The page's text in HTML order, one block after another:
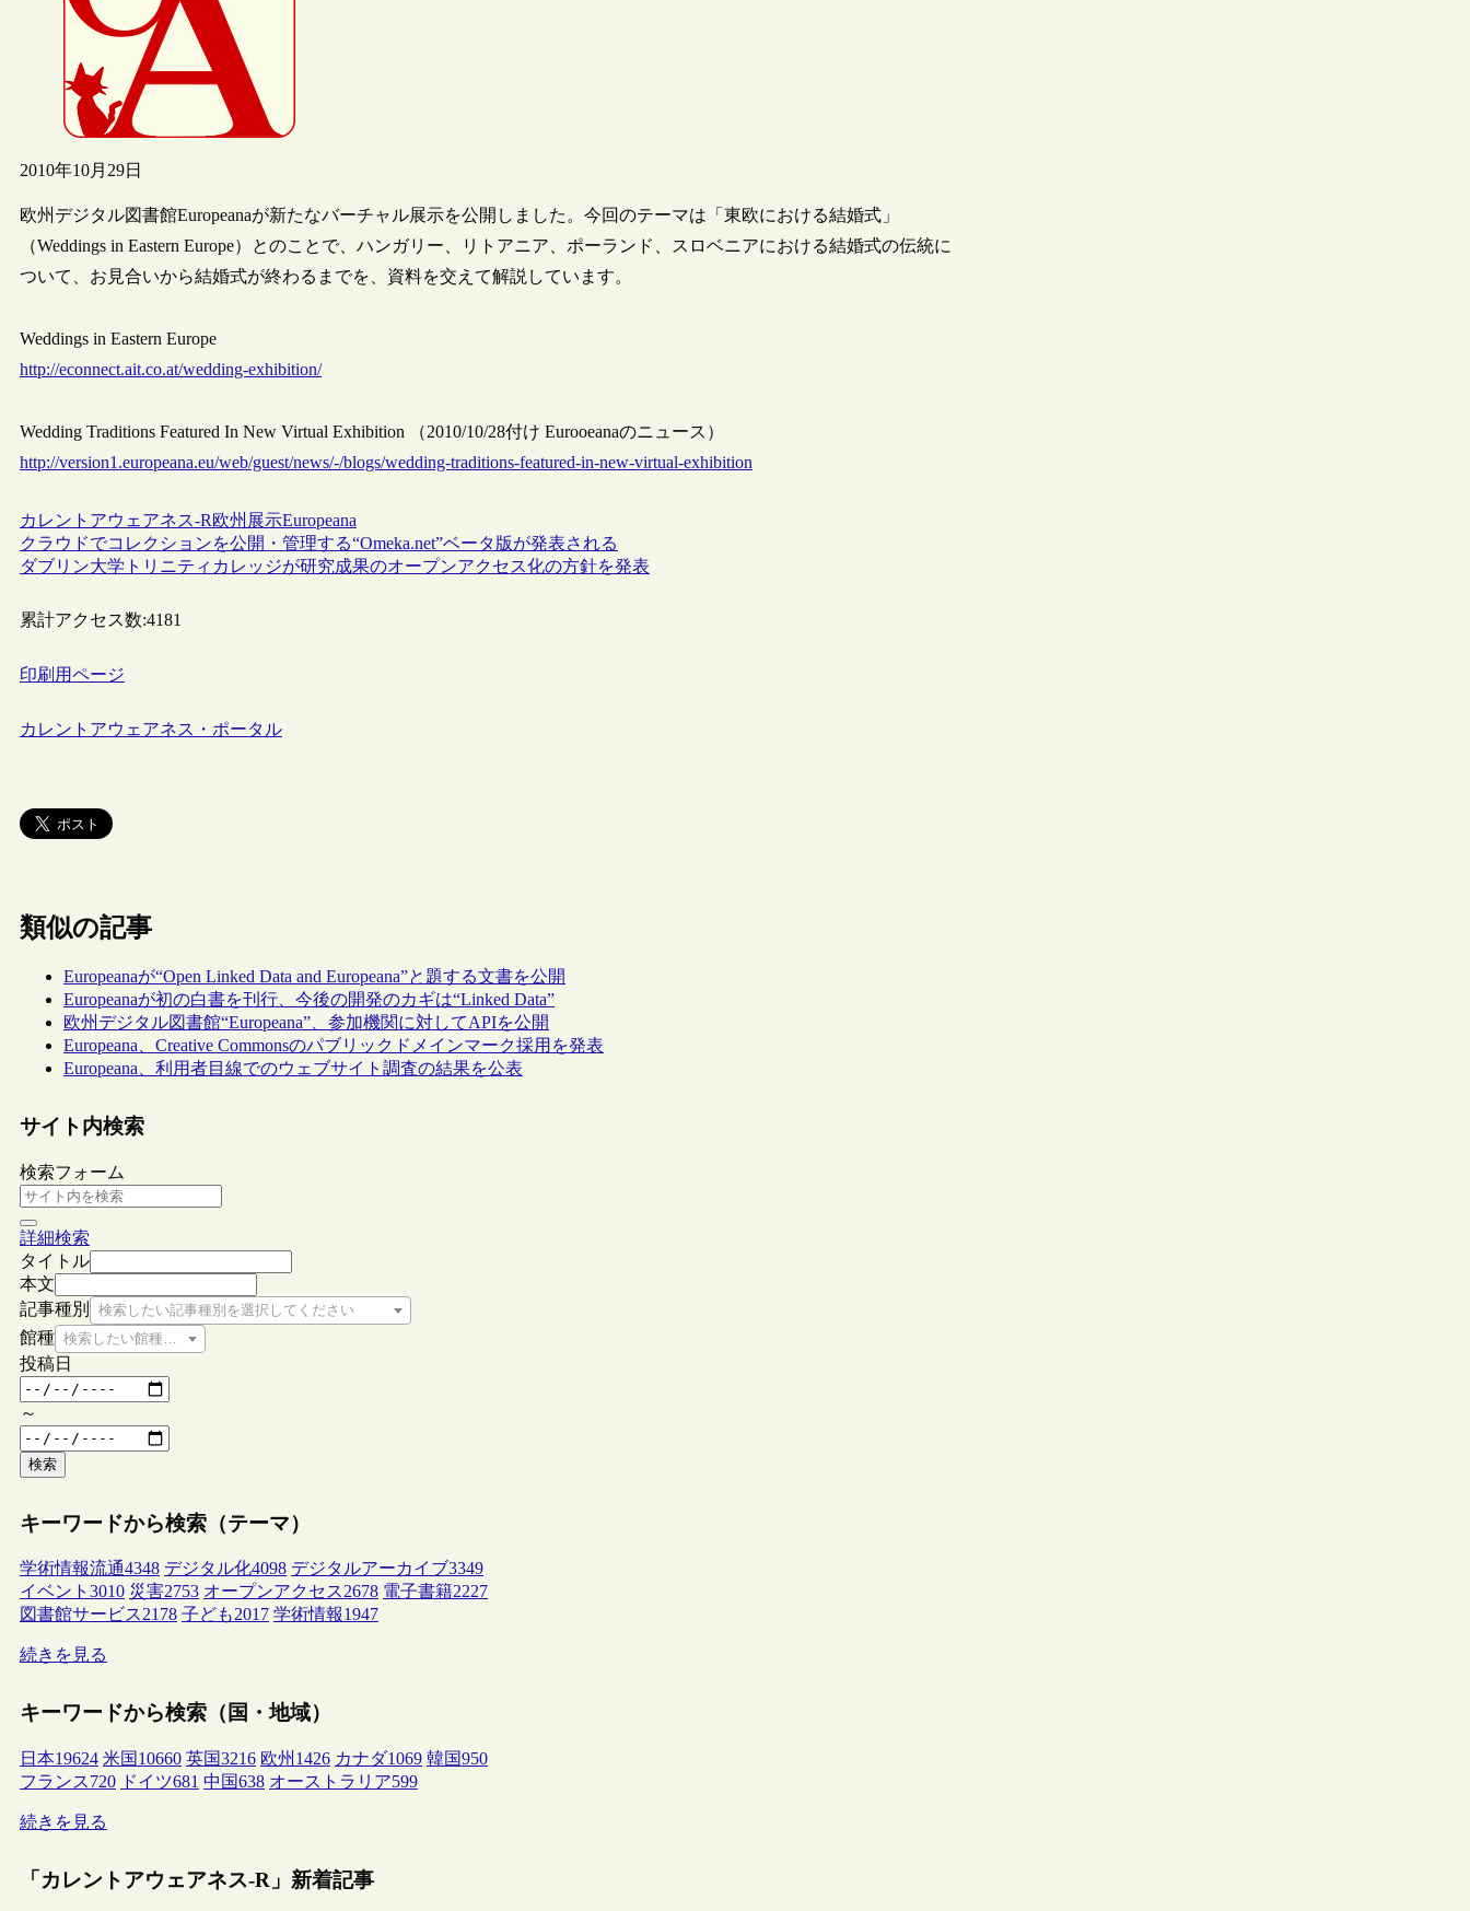
2010年10月29日
欧州デジタル図書館Europeanaが新たなバーチャル展示を公開しました。今回のテーマは「東欧における結婚式」
（Weddings in Eastern Europe）とのことで、ハンガリー、リトアニア、ポーランド、スロベニアにおける結婚式の伝統に
ついて、お見合いから結婚式が終わるまでを、資料を交えて解説しています。
Weddings in Eastern Europe
http://econnect.ait.co.at/wedding-exhibition/
Wedding Traditions Featured In New Virtual Exhibition （2010/10/28付け Eurooeanaのニュース）
http://version1.europeana.eu/web/guest/news/-/blogs/wedding-traditions-featured-in-new-virtual-exhibition
カレントアウェアネス-R欧州 展示Europeana
クラウドでコレクションを公開・管理する“Omeka.net”ベータ版が発表される
ダブリン大学トリニティカレッジが研究成果のオープンアクセス化の方針を発表
累計アクセス数:4181
印刷用ページ
カレントアウェアネス・ポータル
類似の記事
Europeanaが“Open Linked Data and Europeana”と題する文書を公開
Europeanaが初の白書を刊行、今後の開発のカギは“Linked Data”
欧州デジタル図書館“Europeana”、参加機関に対してAPIを公開
Europeana、Creative Commonsのパブリックドメインマーク採用を発表
Europeana、利用者目線でのウェブサイト調査の結果を公表
サイト内検索
検索フォーム
詳細検索
タイトル
本文
記事種別
検索したい記事種別を選択してください
館種 検索したい館種を選択してください
投稿日
～
検索
キーワードから検索（テーマ）
学術情報流通4348 デジタル化4098 デジタルアーカイブ3349
イベント 3010 災害2753 オープンアクセス2678 電子書籍2227
図書館サービス2178 子ども2017 学術情報1947
続きを見る
キーワードから検索（国・地域）
日本19624 米国 10660 英国3216 欧州 1426 カナダ1069 韓国950
フランス720 ドイツ681 中国638 オーストラリア599
続きを見る
「カレントアウェアネス-R」新着記事